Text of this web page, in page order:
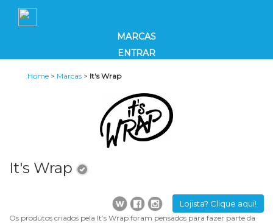
MARCAS
ENTRAR
Home > Marcas > It's Wrap
It's Wrap
Lojista? Clique aqui!
Os produtos criados pela It’s Wrap foram pensados para fazer parte da